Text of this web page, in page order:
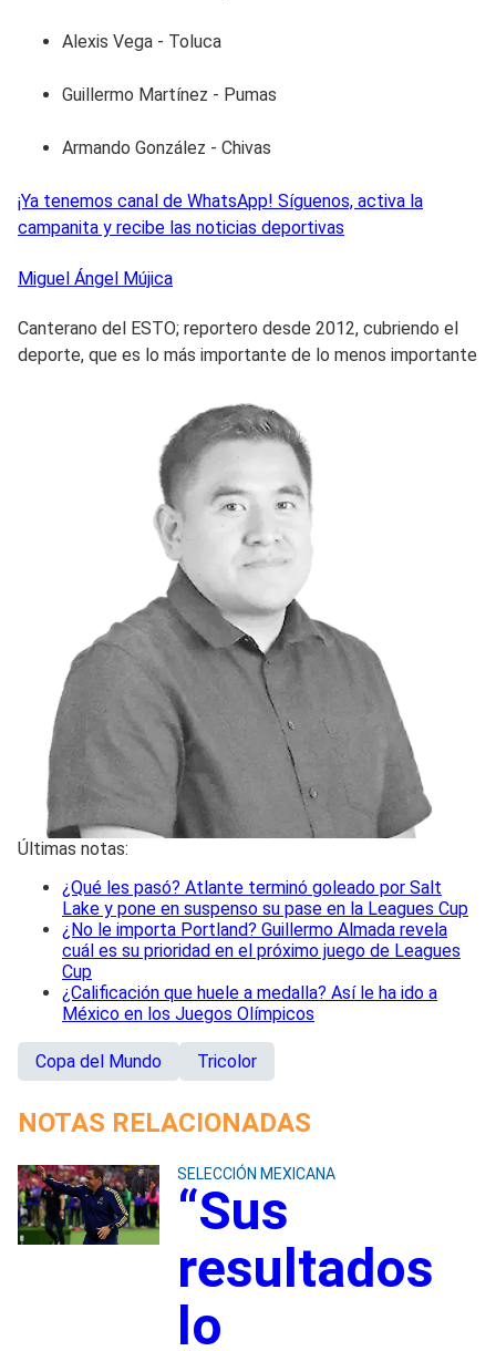
Alexis Vega - Toluca
Guillermo Martínez - Pumas
Armando González - Chivas
¡Ya tenemos canal de WhatsApp! Síguenos, activa la
campanita y recibe las noticias deportivas
Miguel Ángel Mújica
Canterano del ESTO; reportero desde 2012, cubriendo el
deporte, que es lo más importante de lo menos importante
Últimas notas:
¿Qué les pasó? Atlante terminó goleado por Salt
Lake y pone en suspenso su pase en la Leagues Cup
¿No le importa Portland? Guillermo Almada revela
cuál es su prioridad en el próximo juego de Leagues
Cup
¿Calificación que huele a medalla? Así le ha ido a
México en los Juegos Olímpicos
Copa del Mundo Tricolor
NOTAS RELACIONADAS
SELECCIÓN MEXICANA
“Sus
resultados
lo